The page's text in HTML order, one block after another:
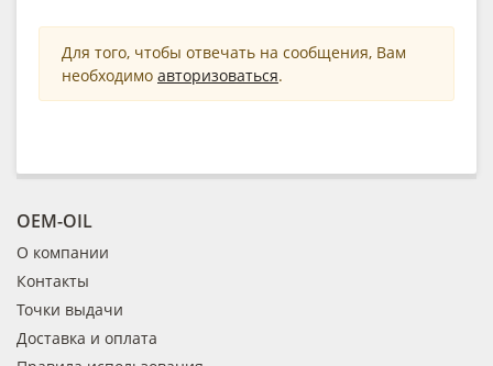
Для того, чтобы отвечать на сообщения, Вам
необходимо авторизоваться.
OEM-OIL
О компании
Контакты
Точки выдачи
Доставка и оплата